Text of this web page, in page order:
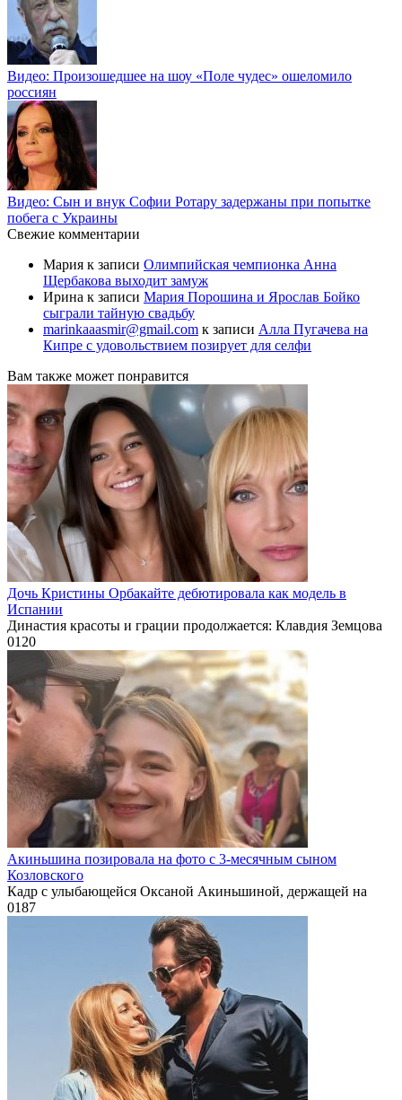
Видео: Произошедшее на шоу «Поле чудес» ошеломило
россиян
Видео: Сын и внук Софии Ротару задержаны при попытке
побега с Украины
Свежие комментарии
Мария к записи Олимпийская чемпионка Анна
Щербакова выходит замуж
Ирина к записи Мария Порошина и Ярослав Бойко
сыграли тайную свадьбу
marinkaaasmir@gmail.com к записи Алла Пугачева на
Кипре с удовольствием позирует для селфи
Вам также может понравится
Дочь Кристины Орбакайте дебютировала как модель в
Испании
Династия красоты и грации продолжается: Клавдия Земцова
0120
Акиньшина позировала на фото с 3-месячным сыном
Козловского
Кадр с улыбающейся Оксаной Акиньшиной, держащей на
0187